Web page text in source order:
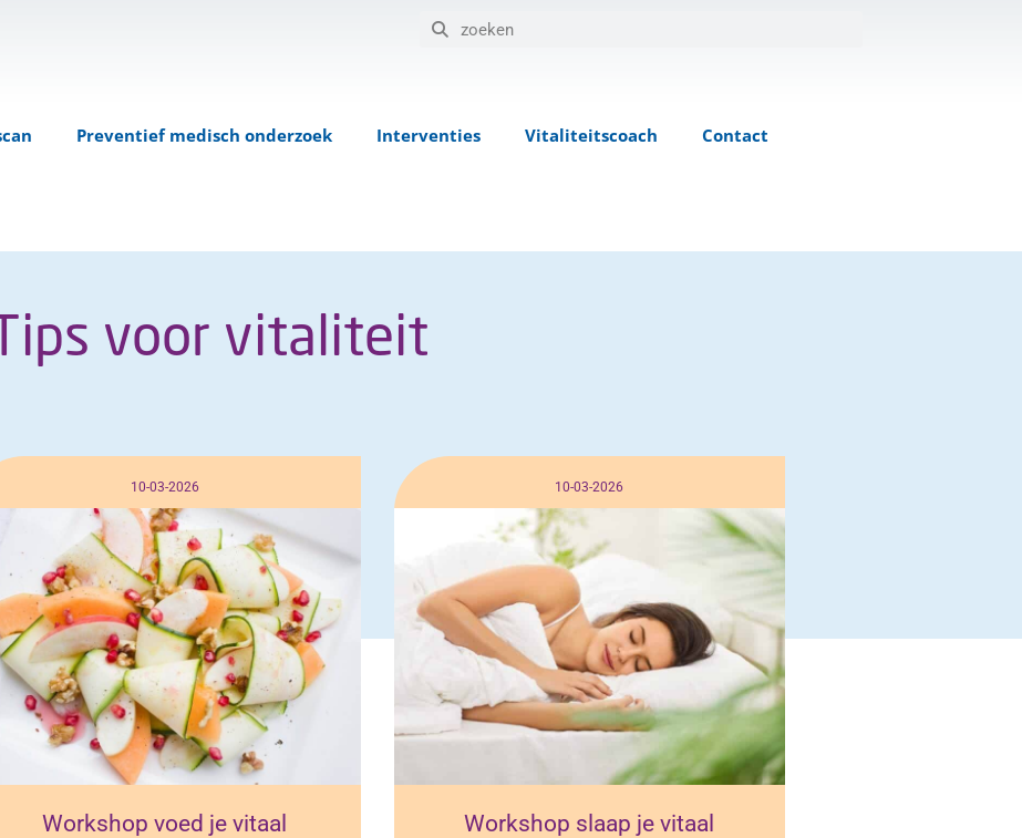
Preventief medisch onderzoek Interventies Vitaliteitscoach Contact
voor vitaliteit
10-03-2026
Workshop voed je vitaal
10-03-2026
Workshop slaap je vitaal